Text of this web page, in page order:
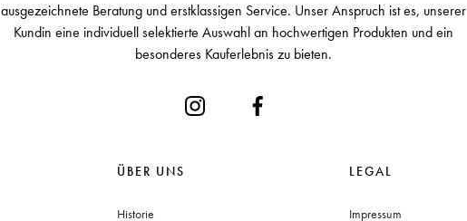
ausgezeichnete Beratung und erstklassigen Service. Unser Anspruch ist es, unserer
Kundin eine individuell selektierte Auswahl an hochwertigen Produkten und ein
besonderes Kauferlebnis zu bieten.
ÜBER UNS
Historie
LEGAL
Impressum